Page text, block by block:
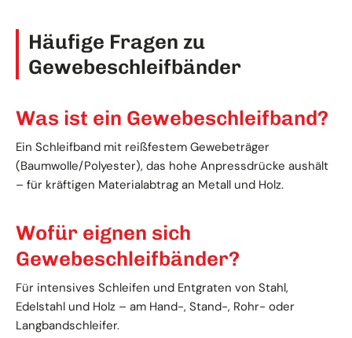
Häufige Fragen zu
Gewebeschleifbänder
Was ist ein Gewebeschleifband?
Ein Schleifband mit reißfestem Gewebeträger
(Baumwolle/Polyester), das hohe Anpressdrücke aushält
– für kräftigen Materialabtrag an Metall und Holz.
Wofür eignen sich
Gewebeschleifbänder?
Für intensives Schleifen und Entgraten von Stahl,
Edelstahl und Holz – am Hand-, Stand-, Rohr- oder
Langbandschleifer.